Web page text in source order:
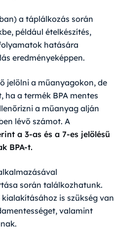
a táplálkozás során
például ételkészítés,
hatására
eredményeképpen.
jelölni a műanyagokon, de
a termék BPA mentes
a műanyag alján
lévő számot. A
a 3-as és a 7-es jelölésű
BPA-t.
során találkozhatunk.
is szükség van
valamint